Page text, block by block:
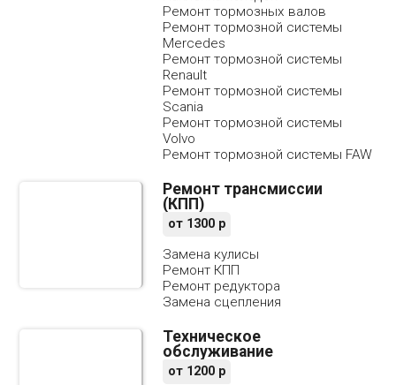
Ремонт тормозных валов
Ремонт тормозной системы
Mercedes
Ремонт тормозной системы
Renault
Ремонт тормозной системы
Scania
Ремонт тормозной системы
Volvo
Ремонт тормозной системы FAW
Ремонт трансмиссии
(КПП)
от 1300р
Замена кулисы
Ремонт КПП
Ремонт редуктора
Замена сцепления
Техническое
обслуживание
от 1200р